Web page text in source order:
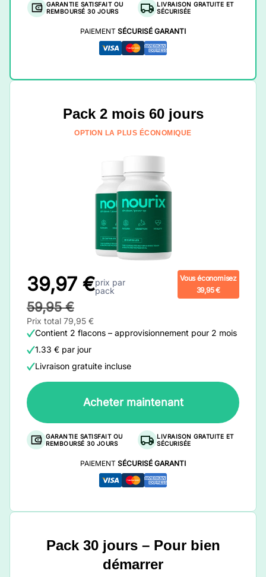
Pack 30 jours – Pour bien
démarrer
GARANTIE SATISFAIT OU
REMBOURSÉ 30 JOURS
LIVRAISON GRATUITE ET
SÉCURISÉE
PAIEMENT SÉCURISÉ GARANTI
Pack 2 mois 60 jours
OPTION LA PLUS ÉCONOMIQUE
39,97 €prix par
pack
Vous économisez
39,95 €
59,95 €
Prix total 79,95 €
Contient 2 flacons – approvisionnement pour 2 mois
1.33 € par jour
Livraison gratuite incluse
Acheter maintenant
GARANTIE SATISFAIT OU
REMBOURSÉ 30 JOURS
LIVRAISON GRATUITE ET
SÉCURISÉE
PAIEMENT SÉCURISÉ GARANTI